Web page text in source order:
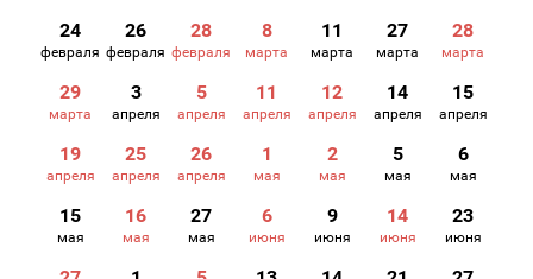
24
февраля
26
февраля
28
февраля
8
марта
11
марта
27
марта
28
марта
29
марта
3
апреля
5
апреля
11
апреля
12
апреля
14
апреля
15
апреля
19
апреля
25
апреля
26
апреля
1
мая
2
мая
5
мая
6
мая
15
мая
16
мая
27
мая
6
июня
9
июня
14
июня
23
июня